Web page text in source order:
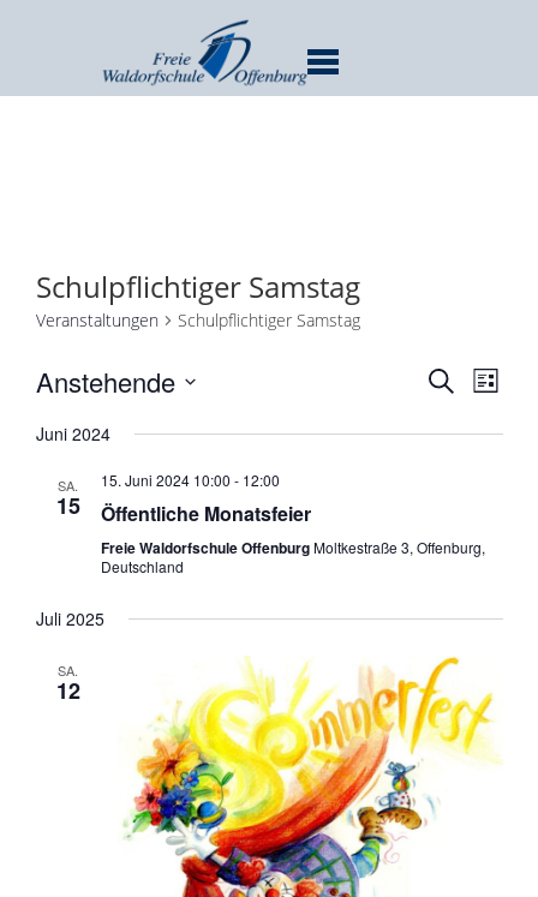
Schulpflichtiger Samstag
Veranstaltungen Schulpflichtiger Samstag
und
SUCHELISTE
Anstehende
Juni 2024
SA.
15
15. Juni 2024 10:00 - 12:00
Öffentliche Monatsfeier
Freie Waldorfschule OffenburgMoltkestraße 3, Offenburg,
Deutschland
Juli 2025
SA.
12